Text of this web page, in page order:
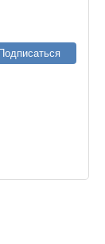
Подписаться